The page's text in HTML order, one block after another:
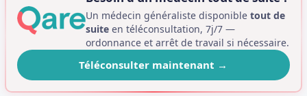
Un médecin généraliste disponibletout de
suite en téléconsultation, 7j/7 —
ordonnance et arrêt de travail si nécessaire.
Téléconsulter maintenant →